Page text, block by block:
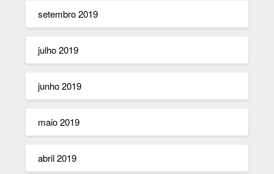
setembro 2019
julho 2019
junho 2019
maio 2019
abril 2019